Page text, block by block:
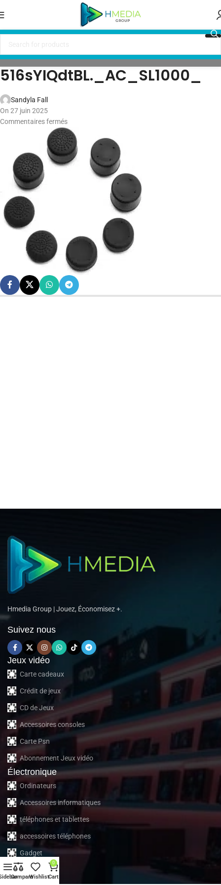
516sYIQdtBL._AC_SL1000_
Sandyla Fall
On 27 juin 2025
Commentaires fermés
Hmedia Group | Jouez, Économisez +.
Suivez nous
Jeux vidéo
Carte cadeaux
Crédit de jeux
CD de Jeux
Accessoires consoles
Carte Psn
Abonnement Jeux vidéo
Électronique
Ordinateurs
Accessoires informatiques
téléphones et tablettes
accessoires téléphones
Gadget
À propos
À propos
CompareWishlist
0
Cart